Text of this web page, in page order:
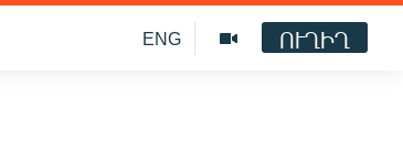
ENG ՈՒՂԻՂ